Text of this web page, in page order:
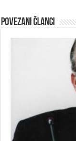
Povezani članci